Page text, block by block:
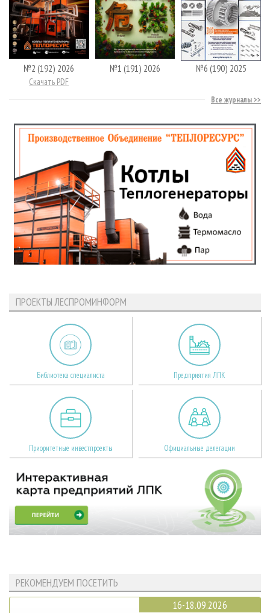
№2 (192) 2026
Скачать PDF
№1 (191) 2026 №6 (190) 2025
Все журналы
ПРОЕКТЫ ЛЕСПРОМИНФОРМ
Библиотека специалиста Предприятия ЛПК
Приоритетные инвестпроекты Официальные делегации
РЕКОМЕНДУЕМ ПОСЕТИТЬ
16-18.09.2026